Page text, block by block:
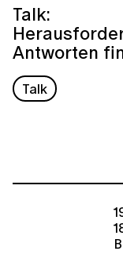
Talk:
Antworten
Talk